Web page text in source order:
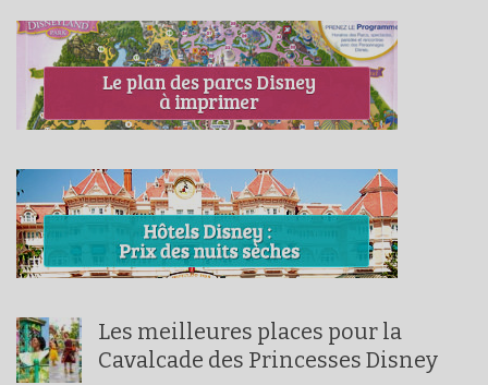
Les meilleures places pour la
Cavalcade des Princesses Disney